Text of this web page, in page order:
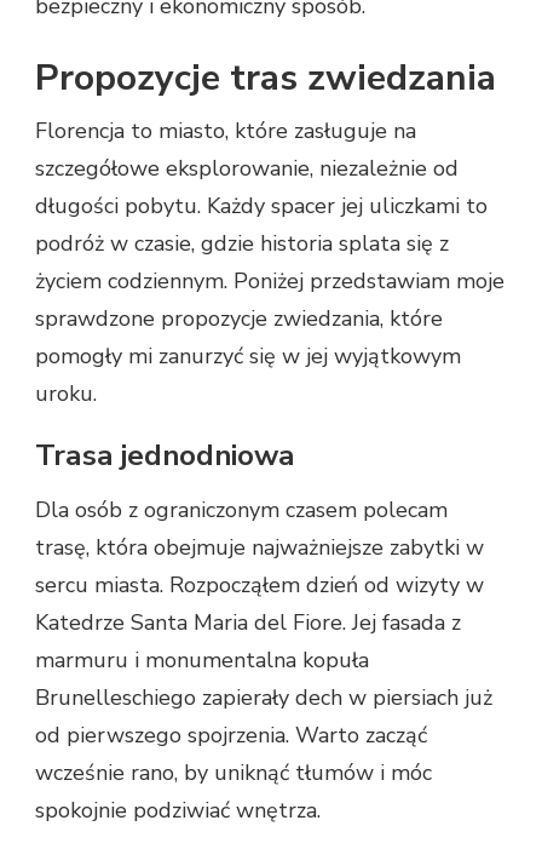
Propozycje tras zwiedzania
Florencja to miasto, które zasługuje na
szczegółowe eksplorowanie, niezależnie od
długości pobytu. Każdy spacer jej uliczkami to
podróż w czasie, gdzie historia splata się z
życiem codziennym. Poniżej przedstawiam moje
sprawdzone propozycje zwiedzania, które
pomogły mi zanurzyć się w jej wyjątkowym
uroku.
Trasa jednodniowa
Dla osób z ograniczonym czasem polecam
trasę, która obejmuje najważniejsze zabytki w
sercu miasta. Rozpocząłem dzień od wizyty w
Katedrze Santa Maria del Fiore. Jej fasada z
marmuru i monumentalna kopuła
Brunelleschiego zapierały dech w piersiach już
od pierwszego spojrzenia. Warto zacząć
wcześnie rano, by uniknąć tłumów i móc
spokojnie podziwiać wnętrza.